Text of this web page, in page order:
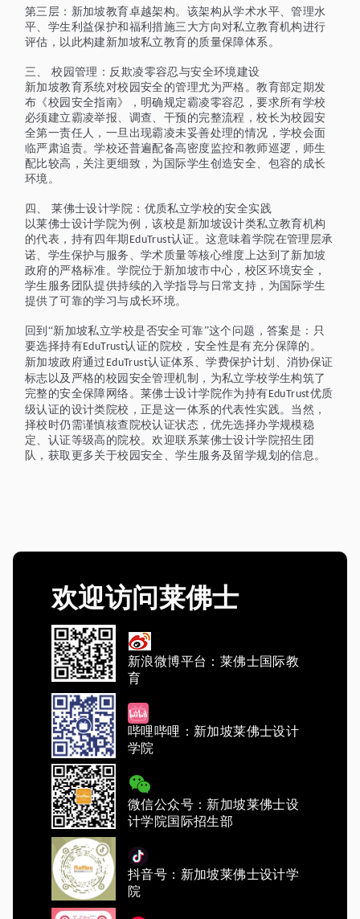
第三层：新加坡教育卓越架构。该架构从学术水平、管理水
平、学生利益保护和福利措施三大方向对私立教育机构进行
评估，以此构建新加坡私立教育的质量保障体系。
三、
校园管理：反欺凌零容忍与安全环境建设
新加坡教育系统对校园安全的管理尤为严格。教育部定期发
布《校园安全指南》，明确规定霸凌零容忍，要求所有学校
必须建立霸凌举报、调查、干预的完整流程，校长为校园安
全第一责任人，一旦出现霸凌未妥善处理的情况，学校会面
临严肃追责。学校还普遍配备高密度监控和教师巡逻，师生
配比较高，关注更细致，为国际学生创造安全、包容的成长
环境。
四、
莱佛士设计学院：优质私立学校的安全实践
以莱佛士设计学院为例，该校是新加坡设计类私立教育机构
的代表，持有四年期 EduTrust认证。这意味着学院在管理层承
诺、学生保护与服务、学术质量等核心维度上达到了新加坡
政府的严格标准。学院位于新加坡市中心，校区环境安全，
学生服务团队提供持续的入学指导与日常支持，为国际学生
提供了可靠的学习与成长环境。
回到 “新加坡私立学校是否安全可靠”这个问题，答案是：只
要选择持有EduTrust认证的院校，安全性是有充分保障的。
新加坡政府通过 EduTrust认证体系、学费保护计划、消协保证
标志以及严格的校园安全管理机制，为私立学校学生构筑了
完整的安全保障网络。莱佛士设计学院作为持有EduTrust优质
级认证的设计类院校，正是这一体系的代表性实践。当然，
择校时仍需谨慎核查院校认证状态，优先选择办学规模稳
定、认证等级高的院校。欢迎联系莱佛士设计学院招生团
队，获取更多关于校园安全、学生服务及留学规划的信息。
欢迎访问莱佛士
新浪微博平台：莱佛士国际教
育
哔哩哔哩：新加坡莱佛士设计
学院
微信公众号：新加坡莱佛士设
计学院国际招生部
抖音号：新加坡莱佛士设计学
院